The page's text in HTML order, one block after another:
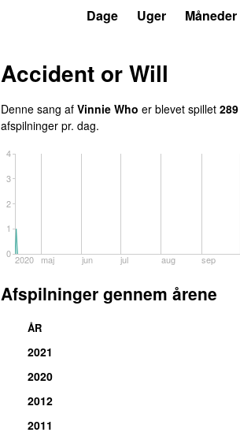
Dage Uger Måneder
Accident or Will
Denne sang af Vinnie Who er blevet spillet 289
afspilninger pr. dag.
2020 maj jun jul aug sep
0
1
2
3
4
Afspilninger gennem årene
ÅR
2021
2020
2012
2011